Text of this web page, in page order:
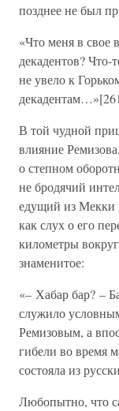
позднее не был
«Что меня в свое
декадентов?
не увело к
В той чудной
влияние
о степном
не бродячий
едущий из Мекки
как слух о его
километры
знаменитое:
«– Хабар бар? –
служило
Ремизовым, а
гибели во время
состояла из
Любопытно, что